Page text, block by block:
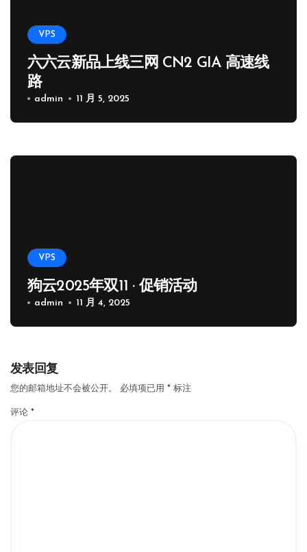
VPS
六六云新品上线三网 CN2 GIA 高速线
路
admin 11 月 5, 2025
VPS
狗云2025年双11 · 促销活动
admin 11 月 4, 2025
发表回复
您的邮箱地址不会被公开。 必填项已用 * 标注
评论 *